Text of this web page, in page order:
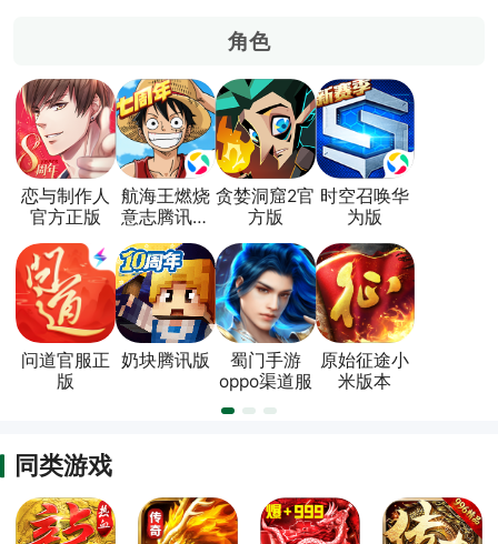
角色
恋与制作人
官方正版
航海王燃烧
意志腾讯版
本
贪婪洞窟2官
方版
时空召唤华
为版
问道官服正
版
奶块腾讯版
蜀门手游
oppo渠道服
原始征途小
米版本
同类游戏